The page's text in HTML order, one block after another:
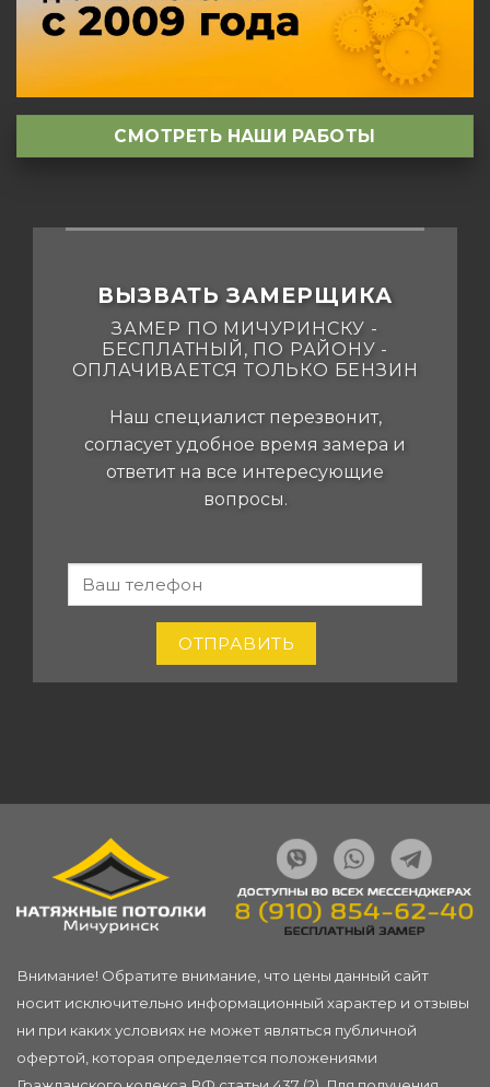
СМОТРЕТЬ НАШИ РАБОТЫ
ВЫЗВАТЬ ЗАМЕРЩИКА
ЗАМЕР ПО МИЧУРИНСКУ -
БЕСПЛАТНЫЙ, ПО РАЙОНУ -
ОПЛАЧИВАЕТСЯ ТОЛЬКО БЕНЗИН
Наш специалист перезвонит,
согласует удобное время замера и
ответит на все интересующие
вопросы.
MICH-
POTOLKI.RU
ОТПРАВИТЬ
Внимание! Обратите внимание, что цены данный сайт
носит исключительно информационный характер и отзывы
ни при каких условиях не может являться публичной
офертой, которая определяется положениями